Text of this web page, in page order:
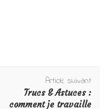
Article suivant
Trucs & Astuces :
comment je travaille